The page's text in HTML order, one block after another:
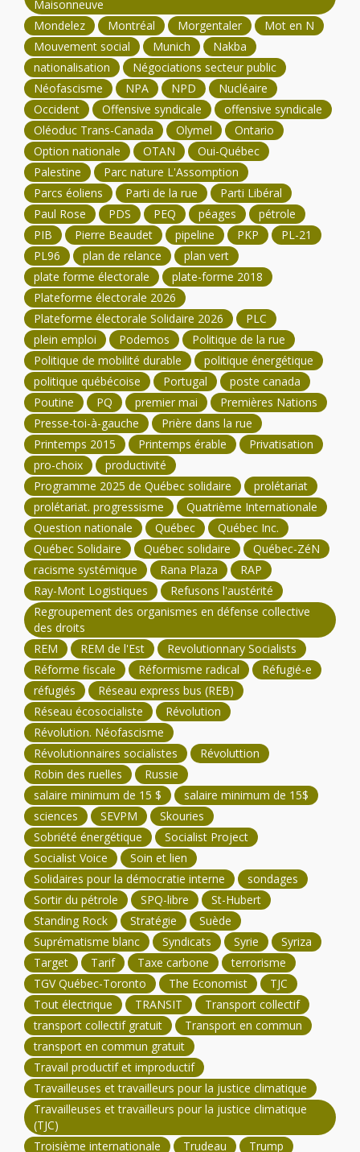
Maisonneuve
Mondelez
Montréal Morgentaler
Mot en N
Mouvement social
Munich
Nakba
nationalisation
Négociations secteur public
Néofascisme
NPA NPD
Nucléaire
Occident
Offensive syndicale
offensive syndicale
Oléoduc Trans-Canada
Olymel
Ontario
Option nationale
OTAN
Oui-Québec
Palestine
Parc nature L'Assomption
Parcs éoliens
Parti de la rue
Parti Libéral
Paul Rose
PDS PEQ péages
pétrole
PIB
Pierre Beaudet pipeline PKP
PL-21
PL96
plan de relance
plan vert
plate forme électorale
plate-forme 2018
Plateforme électorale 2026
Plateforme électorale Solidaire 2026
PLC
plein emploi
Podemos
Politique de la rue
Politique de mobilité durable
politique énergétique
politique québécoise
Portugal
poste canada
Poutine
PQ premier mai
Premières Nations
Presse-toi-à-gauche
Prière dans la rue
Printemps 2015
Printemps érable
Privatisation
pro-choix
productivité
Programme 2025 de Québec solidaire
prolétariat
prolétariat. progressisme
Quatrième Internationale
Question nationale
Québec
Québec Inc.
Québec Solidaire
Québec solidaire
Québec-ZéN
racisme systémique
Rana Plaza
RAP
Ray-Mont Logistiques
Refusons l'austérité
Regroupement des organismes en défense collective
des droits
REM
REM de l'Est
Revolutionnary Socialists
Réforme fiscale
Réformisme radical
Réfugié-e
réfugiés
Réseau express bus (REB)
Réseau écosocialiste
Révolution
Révolution. Néofascisme
Révolutionnaires socialistes
Révoluttion
Robin des ruelles
Russie
salaire minimum de 15 $
salaire minimum de 15$
sciences
SEVPM
Skouries
Sobriété énergétique
Socialist Project
Socialist Voice
Soin et lien
Solidaires pour la démocratie interne
sondages
Sortir du pétrole
SPQ-libre
St-Hubert
Standing Rock
Stratégie
Suède
Suprématisme blanc
Syndicats Syrie
Syriza
Target
Tarif Taxe carbone
terrorisme
TGV Québec-Toronto
The Economist
TJC
Tout électrique
TRANSIT
Transport collectif
transport collectif gratuit
Transport en commun
transport en commun gratuit
Travail productif et improductif
Travailleuses et travailleurs pour la justice climatique
Travailleuses et travailleurs pour la justice climatique
(TJC)
Troisième internationale
Trudeau Trump